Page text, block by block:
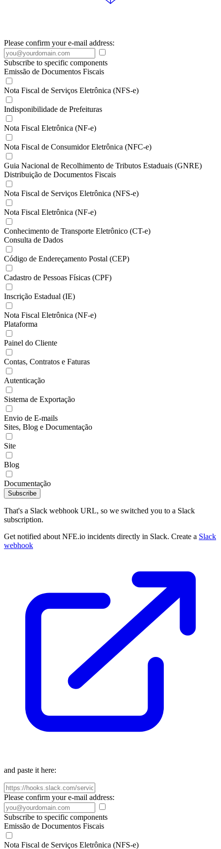
Please confirm your e-mail address:
Subscribe to specific components
Emissão de Documentos Fiscais
Nota Fiscal de Serviços Eletrônica (NFS-e)
Indisponibilidade de Prefeituras
Nota Fiscal Eletrônica (NF-e)
Nota Fiscal de Consumidor Eletrônica (NFC-e)
Guia Nacional de Recolhimento de Tributos Estaduais (GNRE)
Distribuição de Documentos Fiscais
Nota Fiscal de Serviços Eletrônica (NFS-e)
Nota Fiscal Eletrônica (NF-e)
Conhecimento de Transporte Eletrônico (CT-e)
Consulta de Dados
Código de Endereçamento Postal (CEP)
Cadastro de Pessoas Físicas (CPF)
Inscrição Estadual (IE)
Nota Fiscal Eletrônica (NF-e)
Plataforma
Painel do Cliente
Contas, Contratos e Faturas
Autenticação
Sistema de Exportação
Envio de E-mails
Sites, Blog e Documentação
Site
Blog
Documentação
Subscribe
That's a Slack webhook URL, so we switched you to a Slack
subscription.
Get notified about NFE.io incidents directly in Slack. Create a Slack
webhook
and paste it here:
Please confirm your e-mail address:
Subscribe to specific components
Emissão de Documentos Fiscais
Nota Fiscal de Serviços Eletrônica (NFS-e)